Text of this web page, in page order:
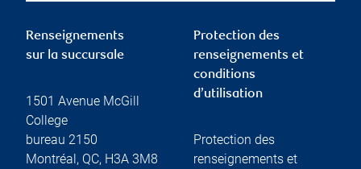
Renseignements
sur la succursale
1501 Avenue McGill
College
bureau 2150
Montréal, QC, H3A 3M8
Protection des
renseignements et
conditions
d’utilisation
Protection des
renseignements et